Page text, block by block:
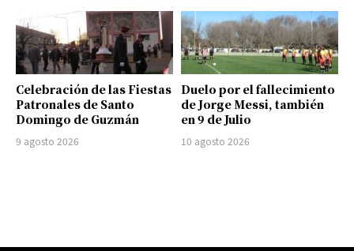
Celebración de las Fiestas
Patronales de Santo
Domingo de Guzmán
9 agosto 2026
Duelo por el fallecimiento
de Jorge Messi, también
en 9 de Julio
10 agosto 2026